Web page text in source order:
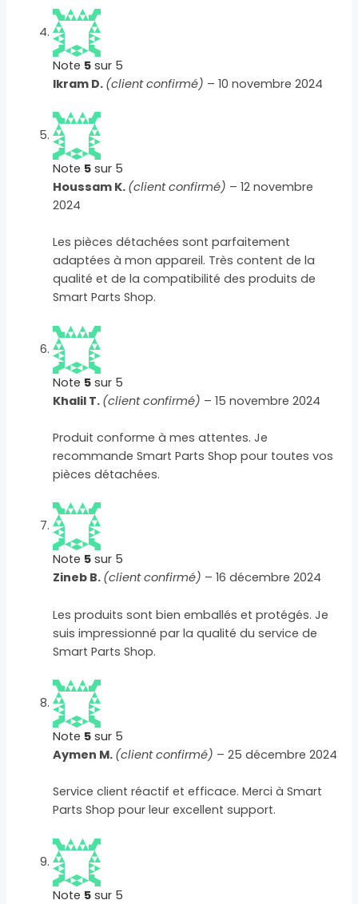
Note 5 sur 5
Ikram D. (client confirmé) – 10 novembre 2024
Note 5 sur 5
Houssam K. (client confirmé) – 12 novembre
2024
Les pièces détachées sont parfaitement
adaptées à mon appareil. Très content de la
qualité et de la compatibilité des produits de
Smart Parts Shop.
Note 5 sur 5
Khalil T. (client confirmé) – 15 novembre 2024
Produit conforme à mes attentes. Je
recommande Smart Parts Shop pour toutes vos
pièces détachées.
Note 5 sur 5
Zineb B. (client confirmé) – 16 décembre 2024
Les produits sont bien emballés et protégés. Je
suis impressionné par la qualité du service de
Smart Parts Shop.
Note 5 sur 5
Aymen M. (client confirmé) – 25 décembre 2024
Service client réactif et efficace. Merci à Smart
Parts Shop pour leur excellent support.
Note 5 sur 5